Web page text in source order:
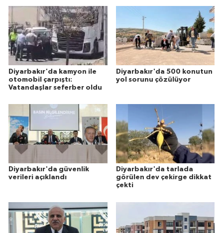
Diyarbakır'da kamyon ile
otomobil çarpıştı:
Vatandaşlar seferber oldu
Diyarbakır'da 500 konutun
yol sorunu çözülüyor
Diyarbakır'da güvenlik
verileri açıklandı
Diyarbakır'da tarlada
görülen dev çekirge dikkat
çekti